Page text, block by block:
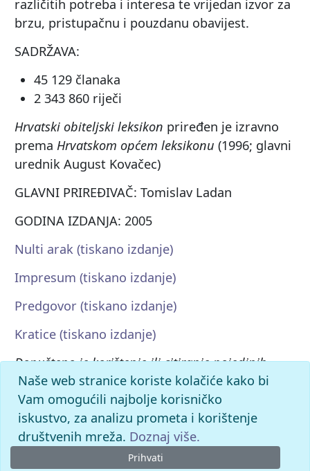
različitih potreba i interesa te vrijedan izvor za
brzu, pristupačnu i pouzdanu obavijest.
SADRŽAVA:
45 129 članaka
2 343 860 riječi
Hrvatski obiteljski leksikon priređen je izravno
prema Hrvatskom općem leksikonu (1996; glavni
urednik August Kovačec)
GLAVNI PRIREĐIVAČ: Tomislav Ladan
GODINA IZDANJA: 2005
Nulti arak (tiskano izdanje)
Impresum (tiskano izdanje)
Predgovor (tiskano izdanje)
Kratice (tiskano izdanje)
Dopušteno je korištenje ili citiranje pojedinih
članaka u dijelovima ili u cjelini uz naznaku
izvora. Ostala autorska prava zadržava
Leksikografski zavod Miroslav Krleža.
Naše web stranice koriste kolačiće kako bi
Vam omogućili najbolje korisničko
iskustvo, za analizu prometa i korištenje
društvenih mreža. Doznaj više.
Prihvati
© 2026. -Leksikografski zavodMiroslav Krleža